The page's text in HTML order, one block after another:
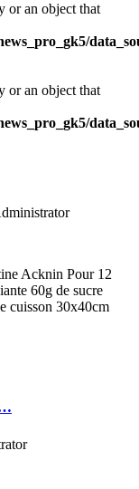
or an object that
or an object that
Acknin Pour 12
60g de sucre
cuisson 30x40cm